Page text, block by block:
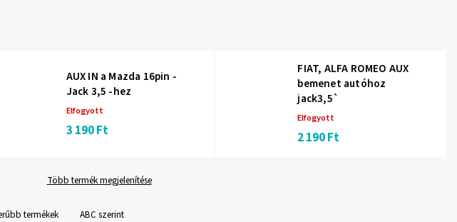
AUX IN a Mazda 16pin -
Jack 3,5 -hez
Elfogyott
3 190 Ft
FIAT, ALFA ROMEO AUX
bemenet autóhoz
jack3,5`
Elfogyott
2 190 Ft
Több termék megjelenítése
termékek ABC szerint